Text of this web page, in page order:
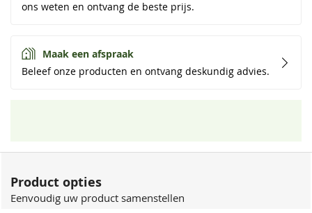
ons weten en ontvang de beste prijs.
Maak een afspraak
Beleef onze producten en ontvang deskundig advies.
Product opties
Eenvoudig uw product samenstellen